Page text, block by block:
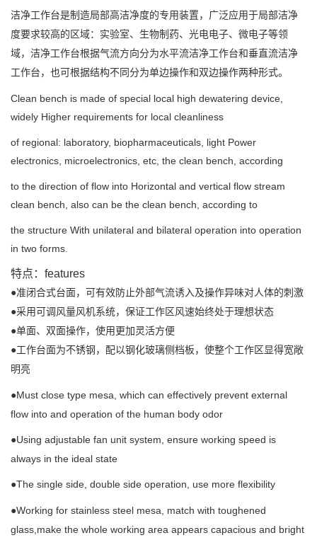
洁净工作台是制造局部高洁净度的专用装置，广泛应用于局部洁净
度要求较高的区域：实验室、生物制药、光电电子、微电子等领
域，洁净工作台根据气流方向分为水平流洁净工作台和垂直流洁净
工作台，也可根据结构不 同分为单边操作和双边操作两种形式。
Clean bench is made of special local high dewatering device,
widely Higher requirements for local cleanliness
of regional: laboratory, biopharmaceuticals, light Power
electronics, microelectronics, etc, the clean bench, according
to the direction of flow into Horizontal and vertical flow stream
clean bench, also can be the clean bench, according to
the structure With unilateral and bilateral operation into operation
in two forms.
特点： features
●准闭合式台面，可有效防止外部气流诱入及操作异味对人体的刺激
●采用可调风量风机系统，保证工作区风速始终处于理想状态
●单面、双面操作，使用更加灵活方便
●工作台面为不锈钢，配以钢化玻璃侧档板，使整个工作区显得宽敞
明亮
●Must close type mesa, which can effectively prevent external
flow into and operation of the human body odor
●Using adjustable fan unit system, ensure working speed is
always in the ideal state
●The single side, double side operation, use more flexibility
●Working for stainless steel mesa, match with toughened
glass,make the whole working area appears capacious and bright